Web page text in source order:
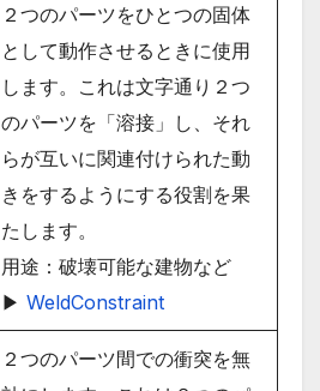
２つのパーツをひとつの固体
として動作させるときに使用
します。これは文字通り２つ
のパーツを「溶接」し、それ
らが互いに関連付けられた動
きをするようにする役割を果
たします。
用途：破壊可能な建物など
▶ WeldConstraint
２つのパーツ間での衝突を無